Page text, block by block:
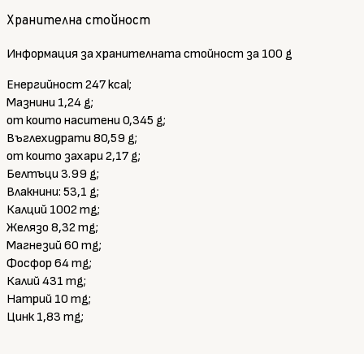
Хранителна стойност
Информация за хранителната стойност за 100 g
Енергийност 247 kcal;
Мазнини 1,24 g;
от които наситени 0,345 g;
Въглехидрати 80,59 g;
от които захари 2,17 g;
Белтъци 3.99 g;
Влакнини: 53,1 g;
Калций 1002 mg;
Желязо 8,32 mg;
Магнезий 60 mg;
Фосфор 64 mg;
Калий 431 mg;
Натрий 10 mg;
Цинк 1,83 mg;